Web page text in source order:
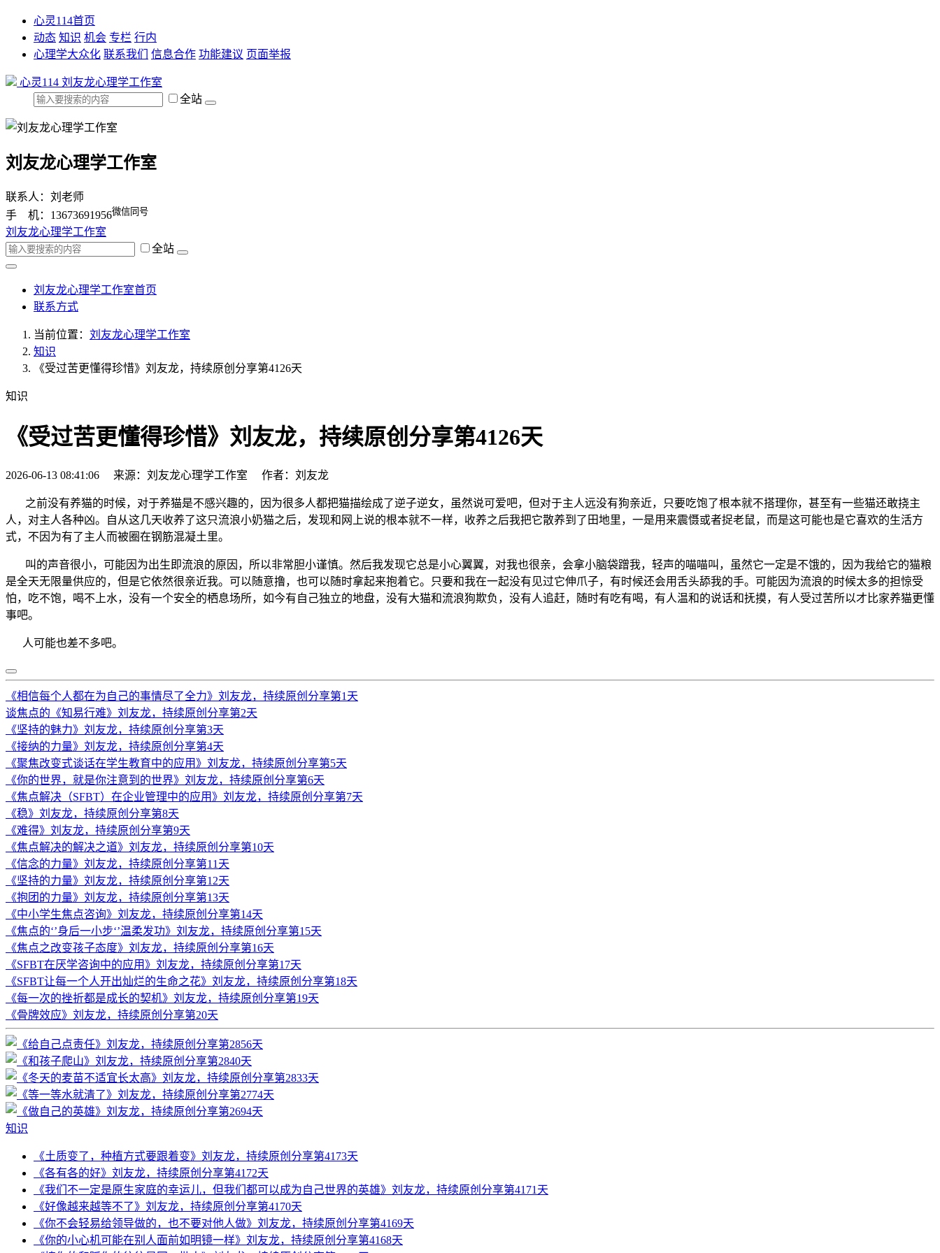
心灵114首页
动态 知识 机会 专栏 行内
心理学大众化 联系我们 信息合作 功能建议 页面举报
心灵114 刘友龙心理学工作室
全站
刘友龙心理学工作室
联系人：刘老师
手 机：13673691956微信同号
刘友龙心理学工作室
全站
刘友龙心理学工作室首页
联系方式
当前位置： 刘友龙心理学工作室
知识
《受过苦更懂得珍惜》刘友龙，持续原创分享第4126天
知识
《受过苦更懂得珍惜》刘友龙，持续原创分享第4126天
2026-06-13 08:41:06 来源：刘友龙心理学工作室 作者：刘友龙
之前没有养猫的时候，对于养猫是不感兴趣的，因为很多人都把猫描绘成了逆子逆女，虽然说可爱吧，但对于主人远没有狗亲近，只要吃饱了根本就不搭理你，甚至有一些猫还敢挠主
人，对主人各种凶。自从这几天收养了这只流浪小奶猫之后，发现和网上说的根本就不一样，收养之后我把它散养到了田地里，一是用来震慑或者捉老鼠，而是这可能也是它喜欢的生活方
式，不因为有了主人而被圈在钢筋混凝土里。
叫的声音很小，可能因为出生即流浪的原因，所以非常胆小谨慎。然后我发现它总是小心翼翼，对我也很亲，会拿小脑袋蹭我，轻声的喵喵叫，虽然它一定是不饿的，因为我给它的猫粮
是全天无限量供应的，但是它依然很亲近我。可以随意撸，也可以随时拿起来抱着它。只要和我在一起没有见过它伸爪子，有时候还会用舌头舔我的手。可能因为流浪的时候太多的担惊受
怕，吃不饱，喝不上水，没有一个安全的栖息场所，如今有自己独立的地盘，没有大猫和流浪狗欺负，没有人追赶，随时有吃有喝，有人温和的说话和抚摸，有人受过苦所以才比家养猫更懂
事吧。
人可能也差不多吧。
《相信每个人都在为自己的事情尽了全力》刘友龙，持续原创分享第1天
谈焦点的《知易行难》刘友龙，持续原创分享第2天
《坚持的魅力》刘友龙，持续原创分享第3天
《接纳的力量》刘友龙，持续原创分享第4天
《聚焦改变式谈话在学生教育中的应用》刘友龙，持续原创分享第5天
《你的世界，就是你注意到的世界》刘友龙，持续原创分享第6天
《焦点解决（SFBT）在企业管理中的应用》刘友龙，持续原创分享第7天
《稳》刘友龙，持续原创分享第8天
《难得》刘友龙，持续原创分享第9天
《焦点解决的解决之道》刘友龙，持续原创分享第10天
《信念的力量》刘友龙，持续原创分享第11天
《坚持的力量》刘友龙，持续原创分享第12天
《抱团的力量》刘友龙，持续原创分享第13天
《中小学生焦点咨询》刘友龙，持续原创分享第14天
《焦点的‘’身后一小步‘’温柔发功》刘友龙，持续原创分享第15天
《焦点之改变孩子态度》刘友龙，持续原创分享第16天
《SFBT在厌学咨询中的应用》刘友龙，持续原创分享第17天
《SFBT让每一个人开出灿烂的生命之花》刘友龙，持续原创分享第18天
《每一次的挫折都是成长的契机》刘友龙，持续原创分享第19天
《骨牌效应》刘友龙，持续原创分享第20天
知识
《土质变了，种植方式要跟着变》刘友龙，持续原创分享第4173天
《各有各的好》刘友龙，持续原创分享第4172天
《我们不一定是原生家庭的幸运儿，但我们都可以成为自己世界的英雄》刘友龙，持续原创分享第4171天
《好像越来越等不了》刘友龙，持续原创分享第4170天
《你不会轻易给领导做的，也不要对他人做》刘友龙，持续原创分享第4169天
《你的小心机可能在别人面前如明镜一样》刘友龙，持续原创分享第4168天